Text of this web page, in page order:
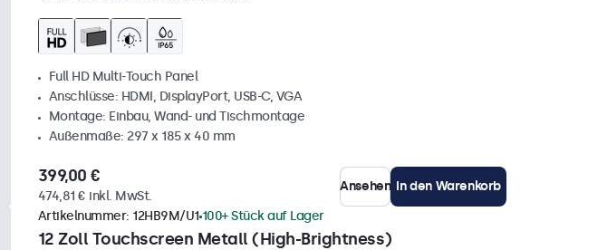
Full HD Multi-Touch Panel
Anschlüsse: HDMI, DisplayPort, USB-C, VGA
Montage: Einbau, Wand- und Tischmontage
Außenmaße: 297 x 185 x 40 mm
399,00 €
474,81 € inkl. MwSt.
Ansehen In den Warenkorb
12 Zoll Touchscreen Metall (High-Brightness)
Artikelnummer: 12HB9M/U1 100+ Stück auf Lager